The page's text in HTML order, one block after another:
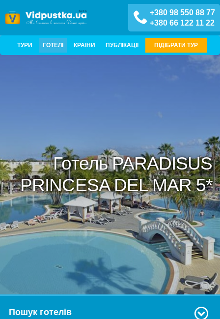
+380 98 550 88 77
+380 66 122 11 22
ТУРИ ГОТЕЛІ КРАЇНИ ПУБЛІКАЦІЇ ПІДІБРАТИ ТУР
Готель PARADISUS
PRINCESA DEL MAR 5*
Пошук готелів